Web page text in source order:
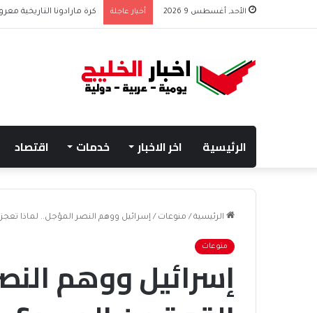
الأحد, أغسطس 9 2026 أخبار عاجلة كرة مارادونا التاريخية معروضة بـ10 ملايين دولار بعد
الرئيسية اخر الاخبار خدمات اقتصاد
الرئيسية / منوعات / إسرائيل ووهم النصر المؤجل.. لماذا
منوعات
إسرائيل ووهم